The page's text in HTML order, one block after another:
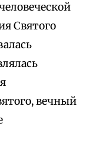
Святого
вечный